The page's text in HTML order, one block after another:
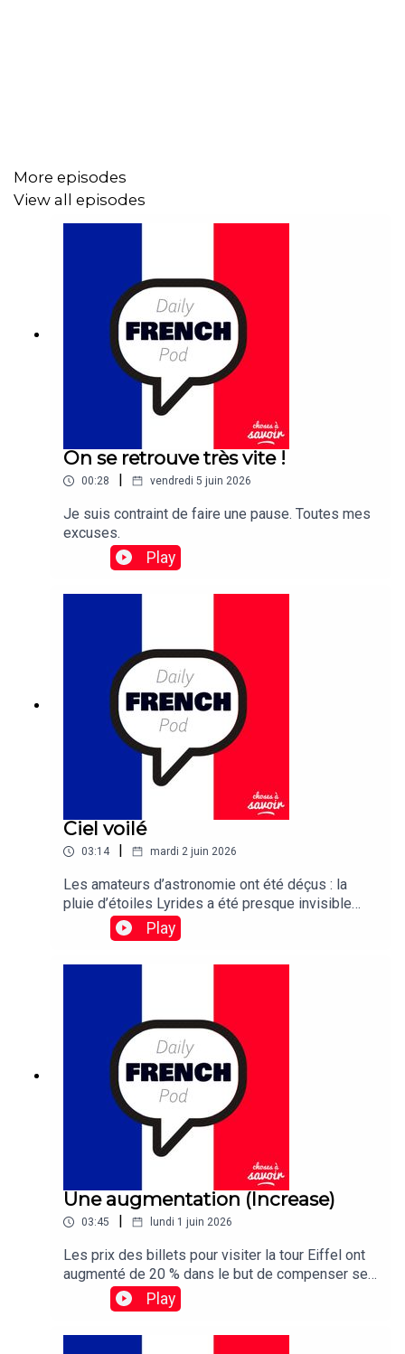
More episodes
View all episodes
On se retrouve très vite !
00:28 | vendredi 5 juin 2026
Je suis contraint de faire une pause. Toutes mes
excuses.
Play
Ciel voilé
03:14 | mardi 2 juin 2026
Les amateurs d’astronomie ont été déçus : la
pluie d’étoiles Lyrides a été presque invisible
cette année à cause d’un voile nuageux
persistant.Traduction : Stargazers were left
disappointed this year as persistent cloud cover
Play
Une augmentation (Increase)
03:45 lundi 1 juin 2026
Les prix des billets pour visiter la tour Eiffel ont
augmenté de 20 % dans le but de compenser ses
coûts de maintenance élevés.Traduction :Ticket
prices for visiting the Eiffel Tower have been
raised 20 percent in a bid to offset its sky-high
Play